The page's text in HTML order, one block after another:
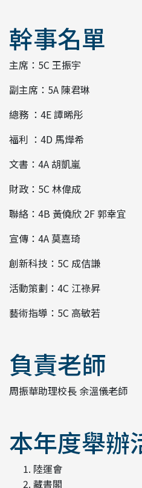
幹事名單
主席：5C 王振宇
副主席：5A 陳君琳
總務 ：4E 譚晞彤
福利 ：4D 馬燁希
文書：4A 胡凱嵐
財政：5C 林偉成
聯絡：4B 黃僥欣 2F 郭幸宜
宣傳：4A 莫嘉琦
創新科技：5C 成佶謙
活動策劃：4C 江祿昇
藝術指導：5C 高敏若
負責老師
周振華助理校長 余溫儀老師
本年度舉辦
陸運會
⁠藏書閣